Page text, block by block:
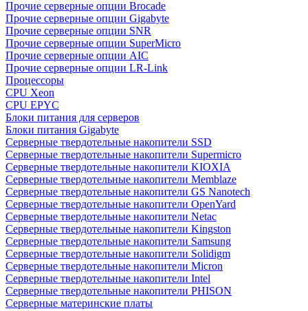
Прочие серверные опции Brocade
Прочие серверные опции Gigabyte
Прочие серверные опции SNR
Прочие серверные опции SuperMicro
Прочие серверные опции AIC
Прочие серверные опции LR-Link
Процессоры
CPU Xeon
CPU EPYC
Блоки питания для серверов
Блоки питания Gigabyte
Серверные твердотельные накопители SSD
Cерверные твердотельные накопители Supermicro
Cерверные твердотельные накопители KIOXIA
Cерверные твердотельные накопители Memblaze
Cерверные твердотельные накопители GS Nanotech
Серверные твердотельные накопители OpenYard
Серверные твердотельные накопители Netac
Cерверные твердотельные накопители Kingston
Cерверные твердотельные накопители Samsung
Cерверные твердотельные накопители Solidigm
Cерверные твердотельные накопители Micron
Cерверные твердотельные накопители Intel
Cерверные твердотельные накопители PHISON
Серверные материнские платы